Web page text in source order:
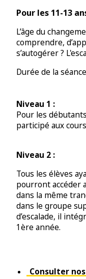
Pour les 11-13
L’âge du
comprendre,
s’autogérer ?
Durée de la
Niveau 1 :
Pour les
participé aux
Niveau 2 :
Tous les élèves
pourront accéder
dans la même
dans le groupe
d’escalade, il
1ère année.
Consulter